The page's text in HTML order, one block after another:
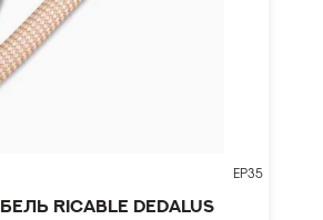
EP35
Ricable Dedalus